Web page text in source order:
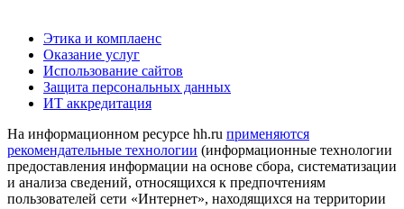
Этика и комплаенс
Оказание услуг
Использование сайтов
Защита персональных данных
ИТ аккредитация
На информационном ресурсе hh.ru применяются
рекомендательные технологии (информационные технологии
предоставления информации на основе сбора, систематизации
и анализа сведений, относящихся к предпочтениям
пользователей сети «Интернет», находящихся на территории